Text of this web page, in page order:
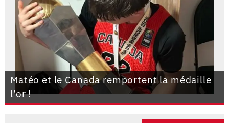
Matéo et le Canada remportent la médaille
l’or !